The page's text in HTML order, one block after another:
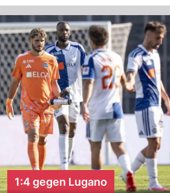
1:4 gegen Lugano